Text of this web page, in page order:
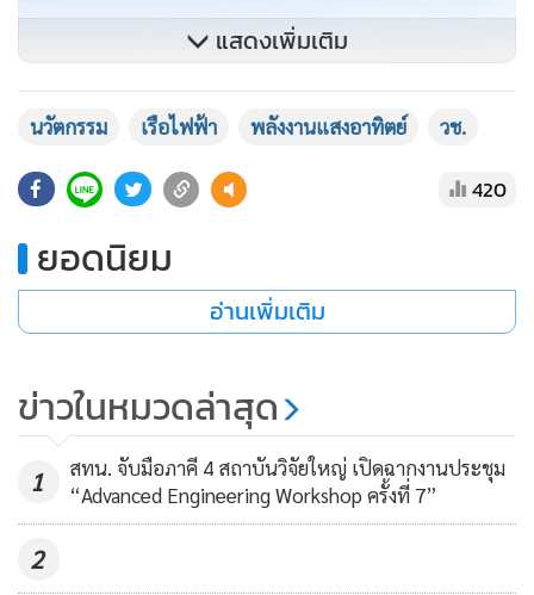
ดังเช่นในพื้นที่เกาะหมาก ที่ประชาชนในพื้นที่ให้ความร่วมมือ จึง
แสดงเพิ่มเติม
นวัตกรรม เรือไฟฟ้า พลังงานแสงอาทิตย์ วช.
420
ยอดนิยม
อ่านเพิ่มเติม
ข่าวในหมวดล่าสุด
1
สทน. จับมือภาคี 4 สถาบันวิจัยใหญ่ เปิดฉากงานประชุม
“Advanced Engineering Workshop ครั้งที่ 7”
2